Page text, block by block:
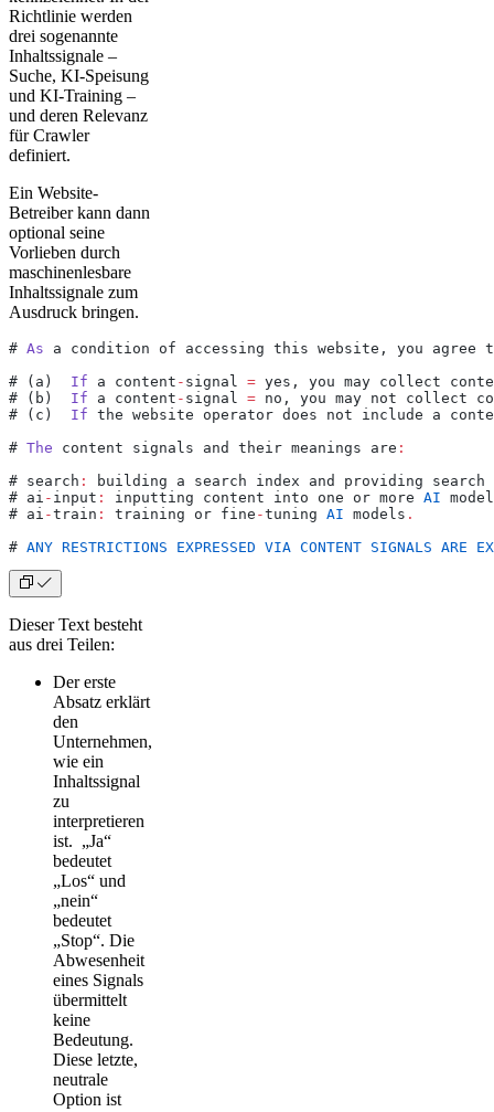
Richtlinie werden
drei sogenannte
Inhaltssignale –
Suche, KI-Speisung
und KI-Training –
und deren Relevanz
für Crawler
definiert.
Ein Website-
Betreiber kann dann
optional seine
Vorlieben durch
maschinenlesbare
Inhaltssignale zum
Ausdruck bringen.
# As a condition of accessing this website, you agree
# (a) If a content - signal = yes, you may collect
# (b) If a content - signal = no, you may not collect
# (c) If the website operator does not include a
# The content signals and their meanings are :
# search :
building a search index and providing
# ai - input : inputting content into one or more AI
# ai -train : training or fine -tuning AI models .
# ANY RESTRICTIONS EXPRESSED VIA CONTENT SIGNALS ARE
Dieser Text besteht
aus drei Teilen:
Der erste
Absatz erklärt
den
Unternehmen,
wie ein
Inhaltssignal
zu
interpretieren
ist. „Ja“
bedeutet
„Los“ und
„nein“
bedeutet
„Stop“. Die
Abwesenheit
eines Signals
übermittelt
keine
Bedeutung.
Diese letzte,
neutrale
Option ist